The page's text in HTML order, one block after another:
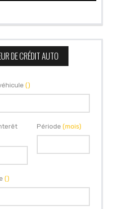
DE CRÉDIT AUTO
()
Période(mois)
()